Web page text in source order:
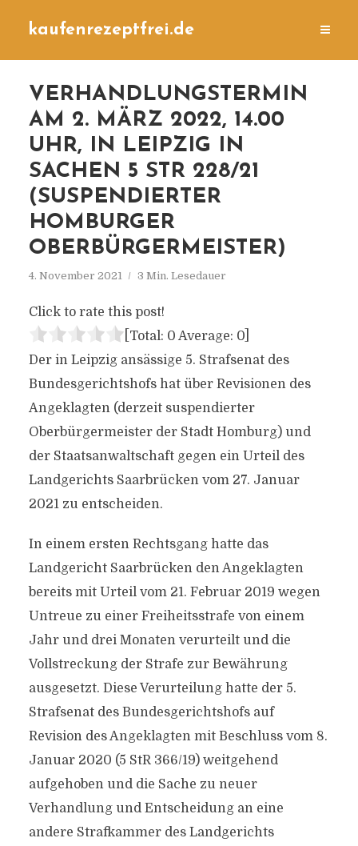
kaufenrezeptfrei.de
VERHANDLUNGSTERMIN
AM 2. MÄRZ 2022, 14.00
UHR, IN LEIPZIG IN
SACHEN 5 STR 228/21
(SUSPENDIERTER
HOMBURGER
OBERBÜRGERMEISTER)
4. November 2021 3 Min. Lesedauer
Click to rate this post!
[Total: 0 Average: 0]
Der in Leipzig ansässige 5. Strafsenat des
Bundesgerichtshofs hat über Revisionen des
Angeklagten (derzeit suspendierter
Oberbürgermeister der Stadt Homburg) und
der Staatsanwaltschaft gegen ein Urteil des
Landgerichts Saarbrücken vom 27. Januar
2021 zu entscheiden.
In einem ersten Rechtsgang hatte das
Landgericht Saarbrücken den Angeklagten
bereits mit Urteil vom 21. Februar 2019 wegen
Untreue zu einer Freiheitsstrafe von einem
Jahr und drei Monaten verurteilt und die
Vollstreckung der Strafe zur Bewährung
ausgesetzt. Diese Verurteilung hatte der 5.
Strafsenat des Bundesgerichtshofs auf
Revision des Angeklagten mit Beschluss vom 8.
Januar 2020 (5 StR 366/19) weitgehend
aufgehoben und die Sache zu neuer
Verhandlung und Entscheidung an eine
andere Strafkammer des Landgerichts